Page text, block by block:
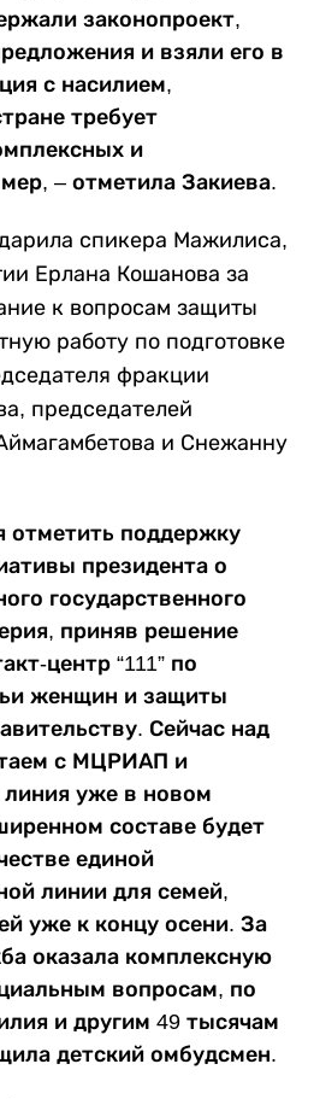
законопроект,
и взяли его в
с насилием,
требует
и
– отметила Закиева.
спикера Мажилиса,
Ерлана Кошанова за
к вопросам защиты
работу по подготовке
фракции
председателей
и Снежанну
отметить поддержку
президента о
государственного
приняв решение
центр “111” по
женщин и защиты
Сейчас над
с МЦРИАП и
линия уже в новом
составе будет
единой
линии для семей,
уже к концу осени. За
оказала комплексную
вопросам, по
и другим 49 тысячам
детский омбудсмен.